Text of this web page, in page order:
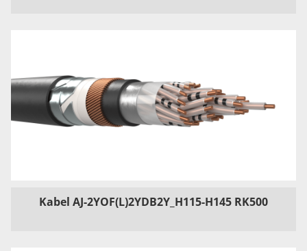
Kabel AJ-2YOF(L)2YDB2Y_H115-H145 RK500